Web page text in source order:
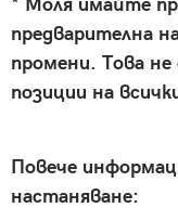
* Моля имайте
предварителна
промени. Това
позиции на
Повече
настаняване: